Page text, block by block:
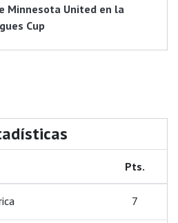
Minnesota United en la
Cup
Pts.
7